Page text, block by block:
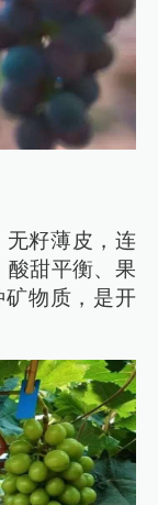
无籽薄皮，连
酸甜平衡、果
物质，是开